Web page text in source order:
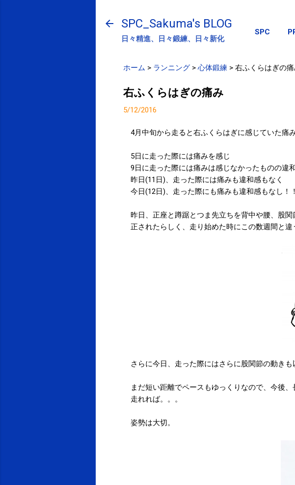
SPC_Sakuma's BLOG
日々精進、日々鍛練、日々新化
SPC
ホーム > ランニング > 心体鍛練 > 右ふくらはぎの
右ふくらはぎの痛み
5/12/2016
4月中旬から走ると右ふくらはぎに感じていた痛
5日に走った際には痛みを感じ
9日に走った際には痛みは感じなかったものの違
昨日(11日)、走った際には痛みも違和感もなく
今日(12日)、走った際にも痛みも違和感もなし！！
昨日、正座と蹲踞とつま先立ちを背中や腰、股
正されたらしく、走り始めた時にこの数週間と違
さらに今日、走った際にはさらに股関節の動き
まだ短い距離でペースもゆっくりなので、今後
走れれば。。。
姿勢は大切。